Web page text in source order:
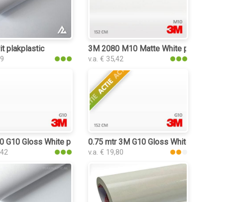
plakplastic 3M 2080 M10 Matte White plakplastic
v.a. € 35,42
Gloss
G10 Gloss White plakplastic0.75 mtr 3M G10 Gloss White
v.a. € 19,80